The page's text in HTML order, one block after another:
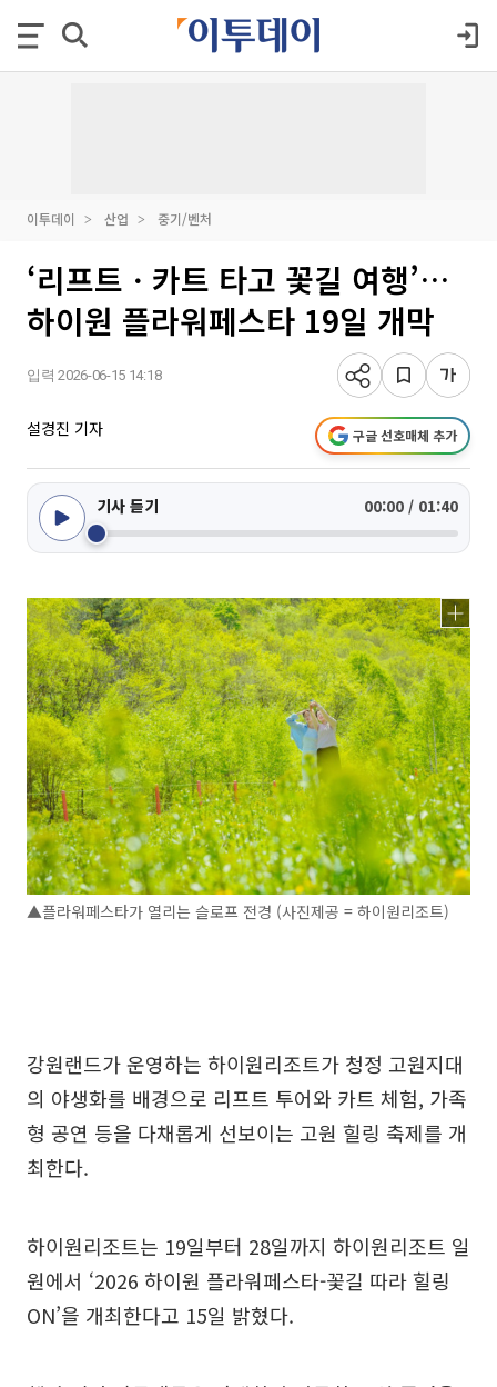
이투데이 산업 중기/벤처
‘리프트ㆍ카트 타고 꽃길 여행’…
하이원 플라워페스타 19일 개막
입력 2026-06-15 14:18
설경진 기자 구글 선호매체 추가
기사 듣기 00:00 / 01:40
▲플라워페스타가 열리는 슬로프 전경 (사진제공 = 하이원리조트)
강원랜드가 운영하는 하이원리조트가 청정 고원지대
의 야생화를 배경으로 리프트 투어와 카트 체험, 가족
형 공연 등을 다채롭게 선보이는 고원 힐링 축제를 개
최한다.
하이원리조트는 19일부터 28일까지 하이원리조트 일
원에서 ‘2026 하이원 플라워페스타-꽃길 따라 힐링
ON’을 개최한다고 15일 밝혔다.